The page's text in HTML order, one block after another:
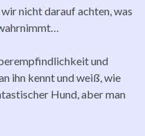
nicht darauf achten, was
und
ihn kennt und weiß, wie
Hund, aber man